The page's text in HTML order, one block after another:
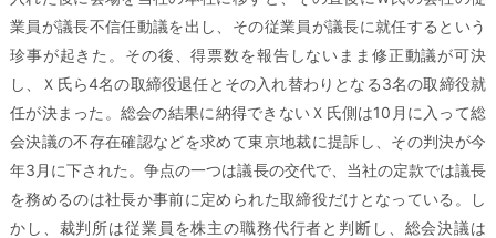
業員が議長不信任動議を出し、その従業員が議長に就任するという
珍事が起きた。その後、得票数を報告しないまま修正動議が可決
し、Ｘ氏ら4名の取締役退任とその入れ替わりとなる3名の取締役就
任が決まった。総会の結果に納得できないＸ氏側は10月に入って総
会決議の不存在確認などを求めて東京地裁に提訴し、その判決が今
年3月に下された。争点の一つは議長の交代で、当社の定款では議長
を務めるのは社長か事前に定められた取締役だけとなっている。し
かし、裁判所は従業員を株主の職務代行者と判断し、総会決議は